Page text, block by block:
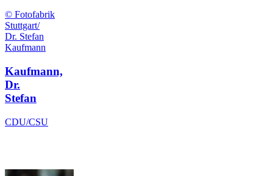
© Fotofabrik
Stuttgart/
Dr. Stefan
Kaufmann
Kaufmann,
Dr.
Stefan
CDU/CSU